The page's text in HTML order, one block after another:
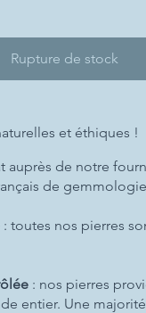
Rupture de stock
et éthiques !
auprès de notre
de
: toutes nos pierres
: nos pierres
entier. Une